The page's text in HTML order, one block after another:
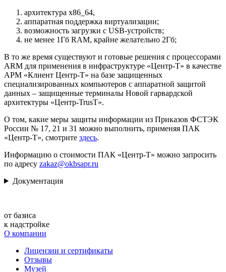
архитектура x86_64,
аппаратная поддержка виртуализации;
возможность загрузки с USB-устройств;
не менее 1Гб RAM, крайне желательно 2Гб;
В то же время существуют и готовые решения с процессорами
ARM для применения в инфраструктуре «Центр-Т» в качестве
АРМ «Клиент Центр-Т» на базе защищенных
специализированных компьютеров с аппаратной защитой
данных – защищенные терминалы Новой гарвардской
архитектуры «Центр-TrusT».
О том, какие меры защиты информации из Приказов ФСТЭК
России № 17, 21 и 31 можно выполнить, применяя ПАК
«Центр-Т», смотрите здесь.
Информацию о стоимости ПАК «Центр-Т» можно запросить
по адресу zakaz@okbsapr.ru
Документация
от базиса
к надстройке
О компании
Лицензии и сертификаты
Отзывы
Музей